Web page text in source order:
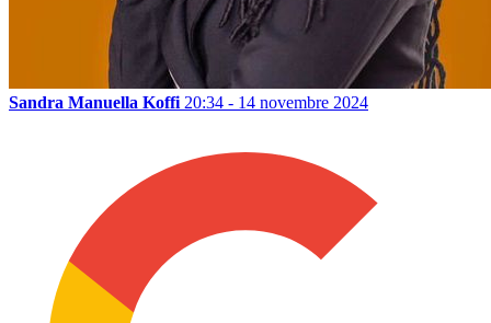
Sandra Manuella Koffi 20:34 - 14 novembre 2024